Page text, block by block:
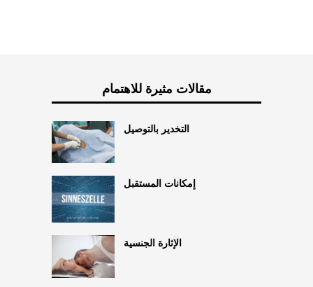
مقالات مثيرة للاهتمام
التخدير بالتوصيل
إمكانات المستقبل
الإثارة الجنسية